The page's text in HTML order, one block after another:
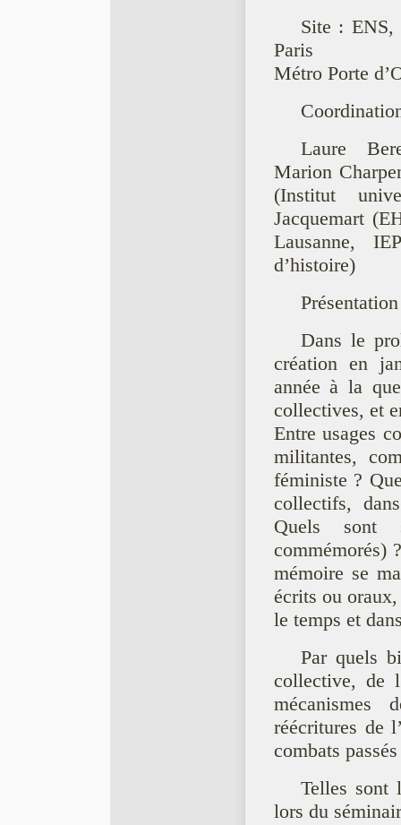
Site : ENS,
Paris
Métro Porte
Laure
Marion
(Institut
Jacquemart
Lausanne,
d’histoire)
Dans le
création en
année à la
collectives, et
Entre usages
militantes,
féministe ?
collectifs,
Quels sont
commémorés)
mémoire se
écrits ou
le temps et
Par quels
collective, de
mécanismes
réécritures de
combats passés
Telles sont
lors du